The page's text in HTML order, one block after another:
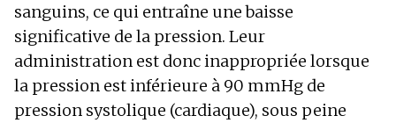
sanguins, ce qui entraîne une baisse
significative de la pression. Leur
administration est donc inappropriée lorsque
la pression est inférieure à 90 mmHg de
pression systolique (cardiaque), sous peine